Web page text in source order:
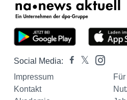
Social Media:
Impressum
Kontakt